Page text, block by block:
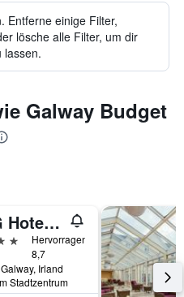
Entferne einige Filter,
lösche alle Filter, um dir
lassen.
Galway Budget
The G Hotel and Spa
Hervorragend
8,7
Irland
Stadtzentrum